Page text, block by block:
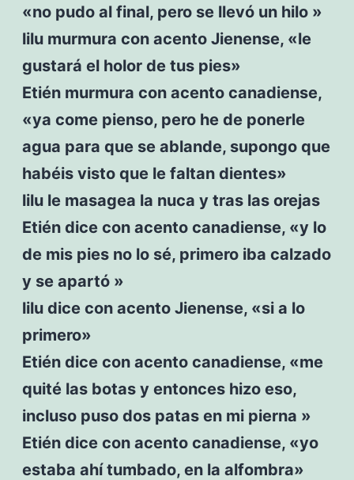
«no pudo al final, pero se llevó un hilo »
lilu murmura con acento Jienense, «le
gustará el holor de tus pies»
Etién murmura con acento canadiense,
«ya come pienso, pero he de ponerle
agua para que se ablande, supongo que
habéis visto que le faltan dientes»
lilu le masagea la nuca y tras las orejas
Etién dice con acento canadiense, «y lo
de mis pies no lo sé, primero iba calzado
y se apartó »
lilu dice con acento Jienense, «si a lo
primero»
Etién dice con acento canadiense, «me
quité las botas y entonces hizo eso,
incluso puso dos patas en mi pierna »
Etién dice con acento canadiense, «yo
estaba ahí tumbado, en la alfombra»